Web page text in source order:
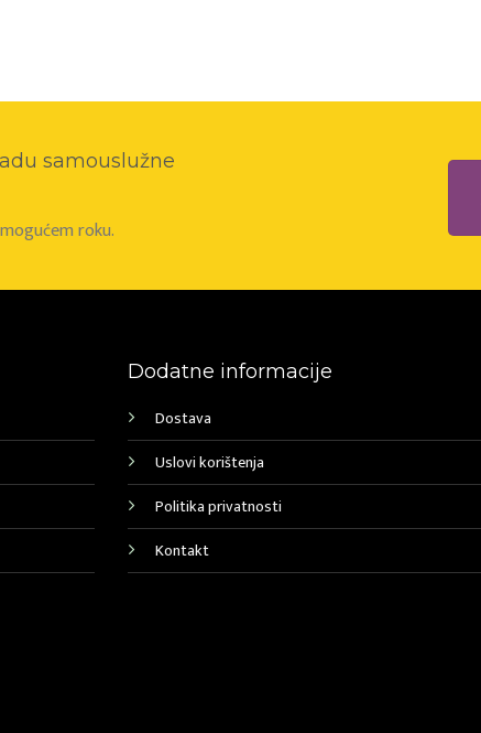
samouslužne
roku.
Dodatne informacije
Dostava
Uslovi korištenja
Politika privatnosti
Kontakt